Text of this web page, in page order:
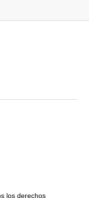
los derechos